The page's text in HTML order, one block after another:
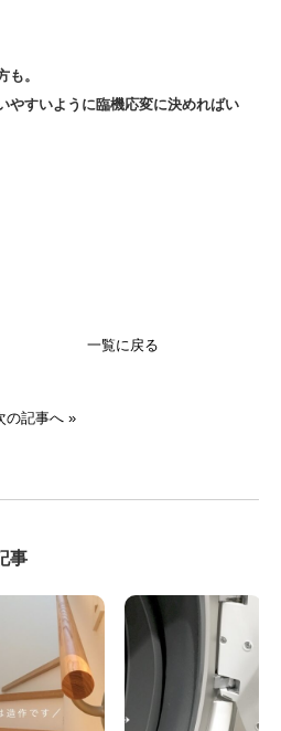
。
やすいように臨機応変に決めればい
一覧に戻る
の記事へ »
事